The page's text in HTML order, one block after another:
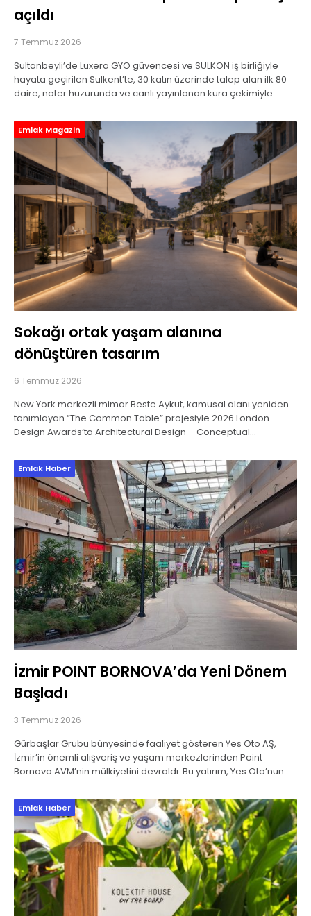
açıldı
7 Temmuz 2026
Sultanbeyli’de Luxera GYO güvencesi ve SULKON iş birliğiyle
hayata geçirilen Sulkent’te, 30 katın üzerinde talep alan ilk 80
daire, noter huzurunda ve canlı yayınlanan kura çekimiyle
Emlak Magazin
Sokağı ortak yaşam alanına
dönüştüren tasarım
6 Temmuz 2026
New York merkezli mimar Beste Aykut, kamusal alanı yeniden
tanımlayan “The Common Table” projesiyle 2026 London
Design Awards’ta Architectural Design – Conceptual
tasarım
Emlak Haber
İzmir POINT BORNOVA’da Yeni Dönem
Başladı
3 Temmuz 2026
Gürbaşlar Grubu bünyesinde faaliyet gösteren Yes Oto AŞ,
İzmir’in önemli alışveriş ve yaşam merkezlerinden Point
Bornova AVM’nin mülkiyetini devraldı. Bu yatırım, Yes Oto’nun
stratejik
Emlak Haber